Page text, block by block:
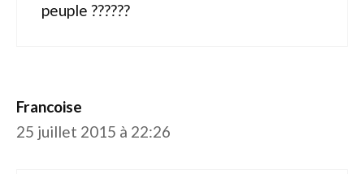
peuple ??????
Francoise
25 juillet 2015 à 22:26